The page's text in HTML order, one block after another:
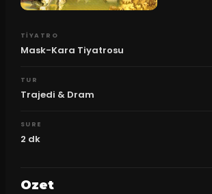
TIYATRO
Mask-Kara Tiyatrosu
TUR
Trajedi & Dram
SURE
2 dk
Ozet